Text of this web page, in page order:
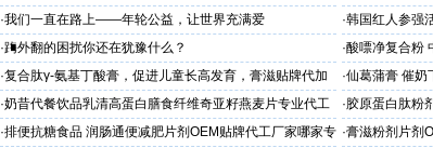
你省下3万冤枉
·我们一直在路上——年轮公益，让世界充满爱 ·韩国红人参强
造商
·踇外翻的困扰你还在犹豫什么？ ·酸嘌净复合粉
·复合肽γ-氨基丁酸膏，促进儿童长高发育，膏滋贴牌代加
工厂家
·仙葛蒲膏 催奶
家
·奶昔代餐饮品乳清高蛋白膳食纤维奇亚籽燕麦片专业代工
厂家
·胶原蛋白肽粉
·排便抗糖食品 润肠通便减肥片剂OEM贴牌代工厂家哪家专 ·膏滋粉剂片剂